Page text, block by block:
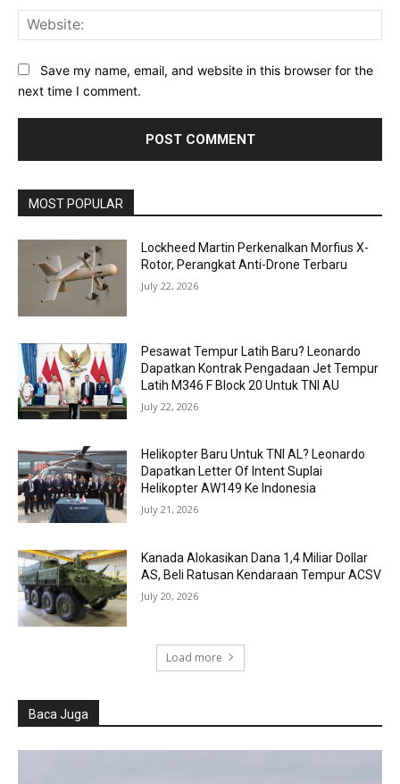
Save my name, email, and website in this browser for the
next time I comment.
MOST POPULAR
Lockheed Martin Perkenalkan Morfius X-
Rotor, Perangkat Anti-Drone Terbaru
July 22, 2026
Pesawat Tempur Latih Baru? Leonardo
Dapatkan Kontrak Pengadaan Jet Tempur
Latih M346 F Block 20 Untuk TNI AU
July 22, 2026
Helikopter Baru Untuk TNI AL? Leonardo
Dapatkan Letter Of Intent Suplai
Helikopter AW149 Ke Indonesia
July 21, 2026
Kanada Alokasikan Dana 1,4 Miliar Dollar
AS, Beli Ratusan Kendaraan Tempur ACSV
July 20, 2026
Load more
Baca Juga